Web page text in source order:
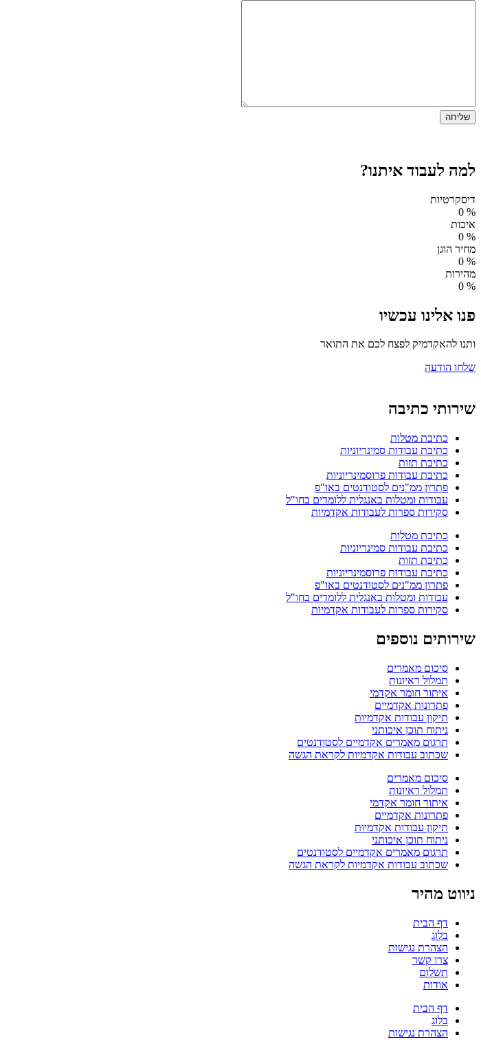
למה לעבוד איתנו?
דיסקרטיות
%
0
איכות
%
0
מחיר הוגן
%
0
מהירות
%
0
פנו אלינו עכשיו
ותנו להאקדמיק לפצח לכם את התואר
שלחו הודעה
שירותי כתיבה
כתיבת מטלות
כתיבת עבודות סמינריוניות
כתיבת תזות
כתיבת עבודות פרוסמינריוניות
פתרון ממ"נים לסטודנטים באו"פ
עבודות ומטלות באנגלית ללומדים בחו"ל
סקירות ספרות לעבודות אקדמיות
כתיבת מטלות
כתיבת עבודות סמינריוניות
כתיבת תזות
כתיבת עבודות פרוסמינריוניות
פתרון ממ"נים לסטודנטים באו"פ
עבודות ומטלות באנגלית ללומדים בחו"ל
סקירות ספרות לעבודות אקדמיות
שירותים נוספים
סיכום מאמרים
תמלול ראיונות
איתור חומר אקדמי
פתרונות אקדמיים
תיקון עבודות אקדמיות
ניתוח תוכן איכותני
תרגום מאמרים אקדמיים לסטודנטים
שכתוב עבודות אקדמיות לקראת הגשה
סיכום מאמרים
תמלול ראיונות
איתור חומר אקדמי
פתרונות אקדמיים
תיקון עבודות אקדמיות
ניתוח תוכן איכותני
תרגום מאמרים אקדמיים לסטודנטים
שכתוב עבודות אקדמיות לקראת הגשה
ניווט מהיר
דף הבית
בלוג
הצהרת נגישות
צרו קשר
תשלום
אודות
דף הבית
בלוג
הצהרת נגישות